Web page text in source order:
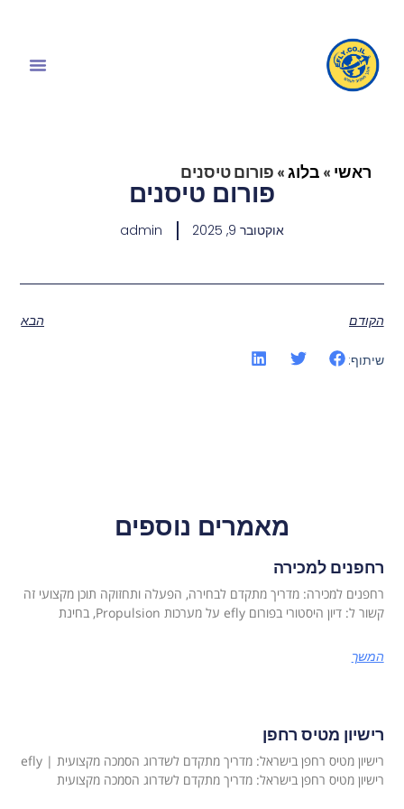
ראשי » בלוג» פורום טיסנים
פורום טיסנים
אוקטובר 9, 2025 admin
הקודם הבא
שיתוף:
מאמרים נוספים
רחפנים למכירה
רחפנים למכירה: מדריך מתקדם לבחירה, הפעלה ותחזוקה תוכן מקצועי זה
קשור ל: דיון היסטורי בפורום efly על מערכות Propulsion, בחינת
המשך
רישיון מטיס רחפן
רישיון מטיס רחפן בישראל: מדריך מתקדם לשדרוג הסמכה מקצועית | efly
רישיון מטיס רחפן בישראל: מדריך מתקדם לשדרוג הסמכה מקצועית